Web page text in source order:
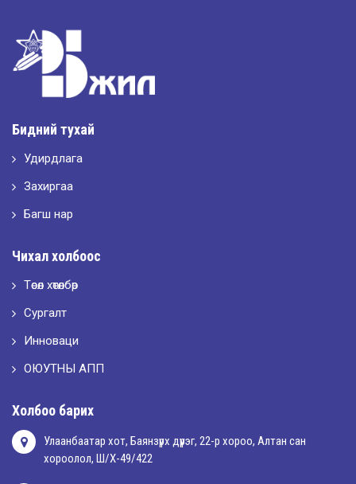
“ХҮСЛЭН 2026” хувцас загварын улсын уралдаан,
Бидний тухай
Удирдлага
Захиргаа
Багш нар
Чихал холбоос
Төсөл хөтөлбөр
Сургалт
Инноваци
ОЮУТНЫ АПП
Холбоо барих
Улаанбаатар хот, Баянзүрх дүүрэг, 22-р хороо, Алтан сан
хороолол, Ш/Х-49/422